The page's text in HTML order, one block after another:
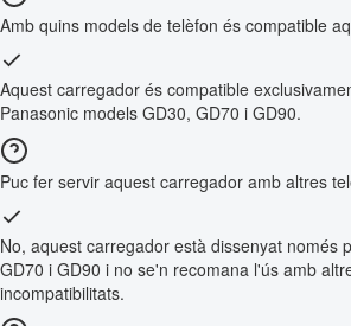
Amb quins models de telèfon és compatible
Aquest carregador és compatible
Panasonic models GD30, GD70 i GD90.
Puc fer servir aquest carregador amb altres
No, aquest carregador està dissenyat només
GD70 i GD90 i no se'n recomana l'ús amb
incompatibilitats.